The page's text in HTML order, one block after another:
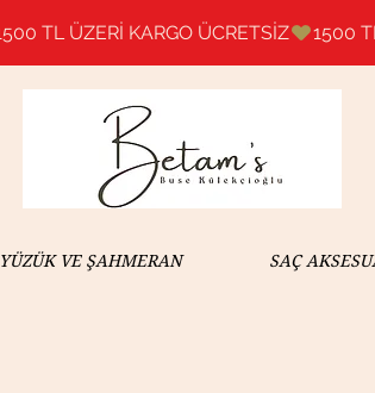
YÜZÜK VE ŞAHMERAN SAÇ